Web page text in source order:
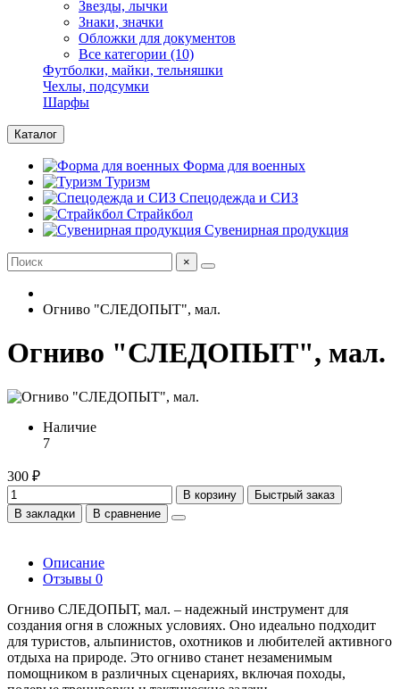
Звезды, лычки
Знаки, значки
Обложки для документов
Все категории (10)
Футболки, майки, тельняшки
Чехлы, подсумки
Шарфы
Каталог
Форма для военных
Туризм
Спецодежда и СИЗ
Страйкбол
Сувенирная продукция
×
Огниво "СЛЕДОПЫТ", мал.
Огниво "СЛЕДОПЫТ", мал.
Наличие
7
300 ₽
В корзину
Быстрый заказ
В закладки
В сравнение
Описание
Отзывы 0
Огниво СЛЕДОПЫТ, мал. – надежный инструмент для
создания огня в сложных условиях. Оно идеально подходит
для туристов, альпинистов, охотников и любителей активного
отдыха на природе. Это огниво станет незаменимым
помощником в различных сценариях, включая походы,